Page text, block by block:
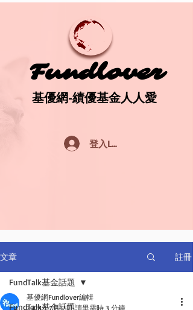
Fundlover
Fundlover
基優網-績優基金人人愛
基優網-績優基金人人愛
登入Log In
文章 註冊
FundTalk基金話題
FundTalk基金話題
基優網Fundlover編輯
2023年7月12日 讀畢需時 3 分鐘